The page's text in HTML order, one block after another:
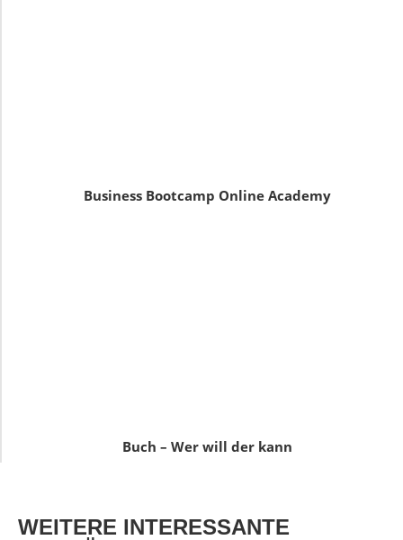
Business Bootcamp Online Academy
Buch – Wer will der kann
WEITERE INTERESSANTE